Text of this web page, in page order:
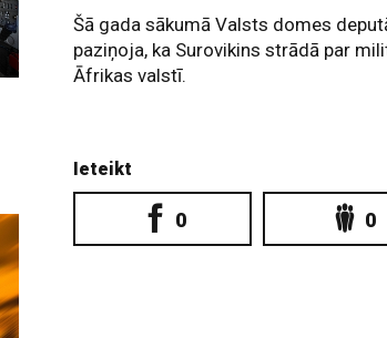
Šā gada sākumā Valsts domes
paziņoja, ka Surovikins strādā par
Āfrikas valstī.
Ieteikt
0 0